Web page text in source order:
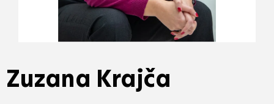
Zuzana Krajča